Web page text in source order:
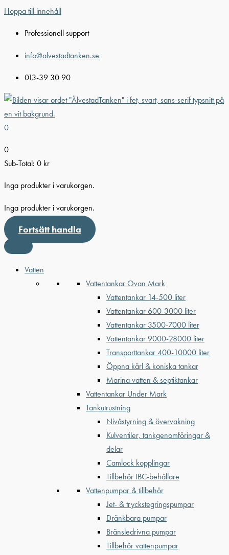
Hoppa till innehåll
Professionell support
info@alvestadtanken.se
013-39 30 90
0
0
Sub-Total: 0 kr
Inga produkter i varukorgen.
Inga produkter i varukorgen.
Fortsätt handla
Vatten
Vattentankar Ovan Mark
Vattentankar 14-500 liter
Vattentankar 600-3000 liter
Vattentankar 3500-7000 liter
Vattentankar 9000-28000 liter
Transporttankar 400-10000 liter
Öppna kärl & koniska tankar
Marina vatten & septiktankar
Vattentankar Under Mark
Tankutrustning
Nivåstyrning & övervakning
Kulventiler, tankgenomföringar &
delar
Camlock kopplingar
Tillbehör IBC-behållare
Vattenpumpar & tillbehör
Jet- & tryckstegringspumpar
Dränkbara pumpar
Bränsledrivna pumpar
Tillbehör vattenpumpar